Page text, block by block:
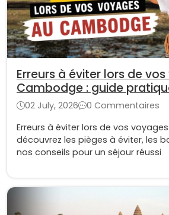
Erreurs à éviter lors de
Cambodge : guide
séjour réussi
02 July, 2026
0 Commentaires
Erreurs à éviter lors de vos
découvrez les pièges à éviter, les
nos conseils pour un séjour réussi